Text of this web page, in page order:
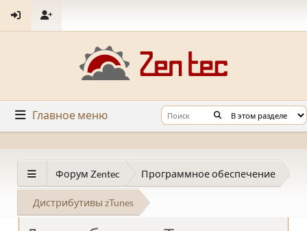
Главное меню
Форум Zentec Программное обеспечение
Дистрибутивы zTunes